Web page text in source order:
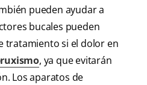
pueden ayudar a
bucales pueden
tratamiento si el dolor en
, ya que evitarán
Los aparatos de